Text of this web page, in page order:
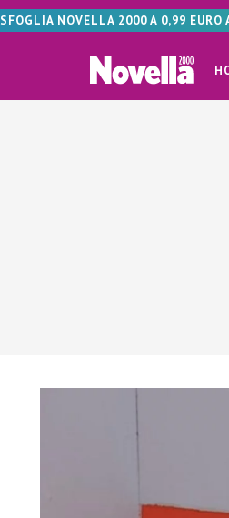
SFOGLIA NOVELLA 2000 A 0,99 EURO